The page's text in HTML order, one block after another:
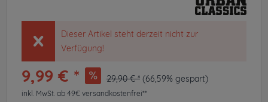
Dieser Artikel steht derzeit nicht zur
Verfügung!
9,99 € * 29,90 € * (66,59% gespart)
inkl. MwSt. ab 49€ versandkostenfrei**